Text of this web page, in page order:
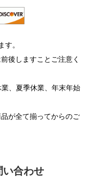
。
後しますことご注意く
、夏季休業、年末年始
が全て揃ってからのご
い合わせ